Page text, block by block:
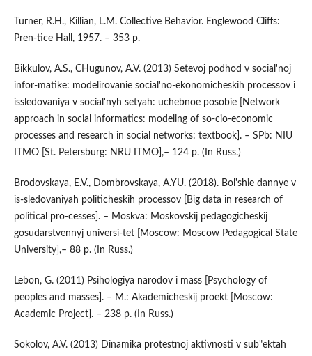
Turner, R.H., Killian, L.M. Collective Behavior. Englewood Cliffs:
Pren-tice Hall, 1957. – 353 p.
Bikkulov, A.S., CHugunov, A.V. (2013) Setevoj podhod v social'noj
infor-matike: modelirovanie social'no-ekonomicheskih processov i
issledovaniya v social'nyh setyah: uchebnoe posobie [Network
approach in social informatics: modeling of so-cio-economic
processes and research in social networks: textbook]. – SPb: NIU
ITMO [St. Petersburg: NRU ITMO],– 124 p. (In Russ.)
Brodovskaya, E.V., Dombrovskaya, A.YU. (2018). Bol'shie dannye v
is-sledovaniyah politicheskih processov [Big data in research of
political pro-cesses]. – Moskva: Moskovskij pedagogicheskij
gosudarstvennyj universi-tet [Moscow: Moscow Pedagogical State
University],– 88 p. (In Russ.)
Lebon, G. (2011) Psihologiya narodov i mass [Psychology of
peoples and masses]. – M.: Akademicheskij proekt [Moscow:
Academic Project]. – 238 p. (In Russ.)
Sokolov, A.V. (2013) Dinamika protestnoj aktivnosti v sub"ektah